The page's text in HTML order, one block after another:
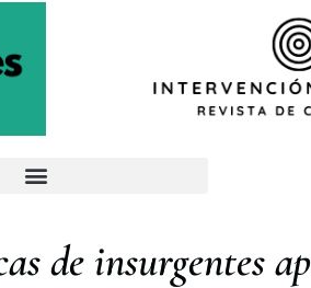
de insurgentes